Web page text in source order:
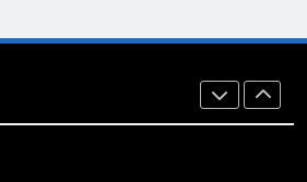
A 6ª edição do Prêmio ACI OCESC
de Jornalismo está com as